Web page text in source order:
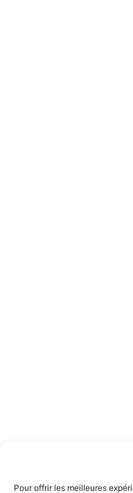
Pour offrir les meilleures